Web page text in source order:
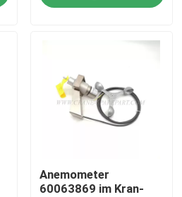
Anemometer
60063869 im Kran-